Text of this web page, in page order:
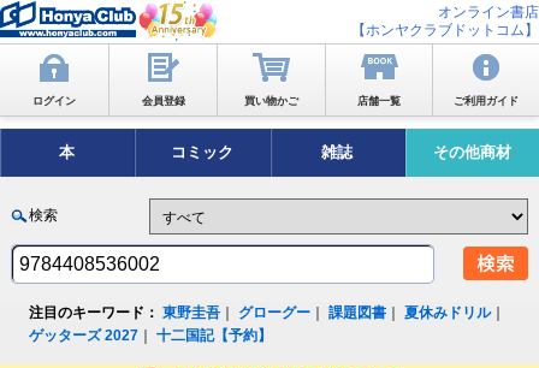
オンライン書店
【ホンヤクラブドットコム】
ログイン 会員登録 買い物かご 店舗一覧 ご利用ガイド
本 コミック 雑誌 その他商材
検索
注目のキーワード： 東野圭吾 グローグー ｜課題図書 ｜夏休みドリル｜
ゲッターズ 2027 ｜十二国記【予約】